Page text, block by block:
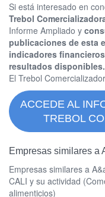
Si está interesado en
Trebol
Informe Ampliado y
publicaciones de esta
indicadores
resultados disponibles.
El Trebol
ACCEDE AL
TREBOL
Empresas similares a
Empresas similares a
CALI y su actividad
alimenticios)